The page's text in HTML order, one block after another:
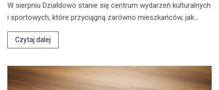
W sierpniu Działdowo stanie się centrum wydarzeń kulturalnych
i sportowych, które przyciągną zarówno mieszkańców, jak…
Czytaj dalej